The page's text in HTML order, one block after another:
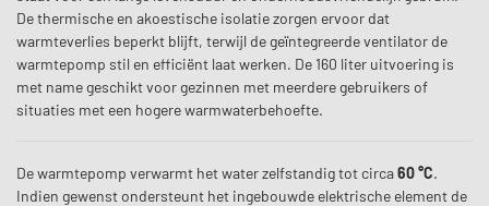
De thermische en akoestische isolatie zorgen ervoor dat
warmteverlies beperkt blijft, terwijl de geïntegreerde ventilator de
warmtepomp stil en efficiënt laat werken. De 160 liter uitvoering is
met name geschikt voor gezinnen met meerdere gebruikers of
situaties met een hogere warmwaterbehoefte.
De warmtepomp verwarmt het water zelfstandig tot circa60 °C.
Indien gewenst ondersteunt het ingebouwde elektrische element de